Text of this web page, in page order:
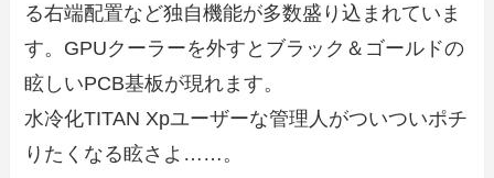
る右端配置など独自機能が多数盛り込まれていま
す。GPUクーラーを外すとブラック＆ゴールドの
眩しいPCB基板が現れます。
水冷化TITAN Xpユーザーな管理人がついついポチ
りたくなる眩さよ……。